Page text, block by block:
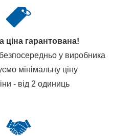
ціна гарантована!
у виробника
мінімальну ціну
- від 2 одиниць